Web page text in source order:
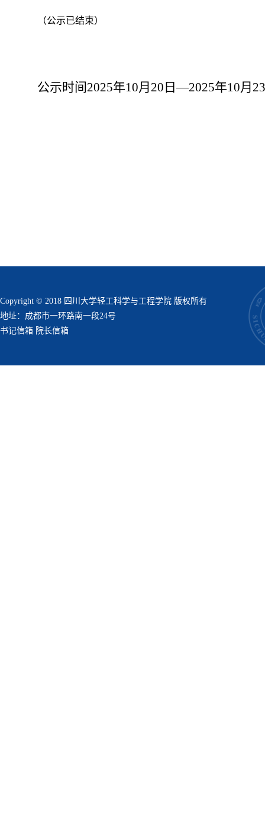
（公示已结束）
公示时间2025年10月 20 日—2025年10月 23
Copyright © 2018 四川大学轻工科学与工程学院 版权所有
地址：成都市一环路南一段24号
书记信箱 院长信箱